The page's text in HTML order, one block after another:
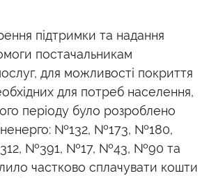
підтримки та надання
постачальникам
для можливості покриття
для потреб населення,
періоду було розроблено
№132, №173, №180,
№391, №17, №43, №90 та
частково сплачувати кошти